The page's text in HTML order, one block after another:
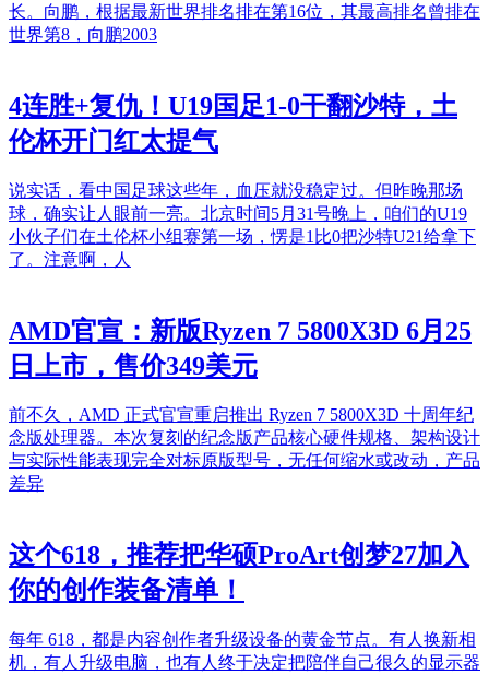
长。向鹏，根据最新世界排名排在第16位，其最高排名曾排在
世界第8，向鹏2003
4连胜+复仇！U19国足1-0干翻沙特，土
伦杯开门红太提气
说实话，看中国足球这些年，血压就没稳定过。但昨晚那场
球，确实让人眼前一亮。北京时间5月31号晚上，咱们的U19
小伙子们在土伦杯小组赛第一场，愣是1比0把沙特U21给拿下
了。注意啊，人
AMD官宣：新版Ryzen 7 5800X3D 6月25
日上市，售价349美元
前不久，AMD 正式官宣重启推出 Ryzen 7 5800X3D 十周年纪
念版处理器。本次复刻的纪念版产品核心硬件规格、架构设计
与实际性能表现完全对标原版型号，无任何缩水或改动，产品
差异
这个618，推荐把华硕ProArt创梦27加入
你的创作装备清单！
每年 618，都是内容创作者升级设备的黄金节点。有人换新相
机，有人升级电脑，也有人终于决定把陪伴自己很久的显示器